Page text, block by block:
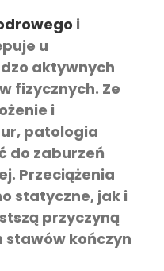
i
u
aktywnych
fizycznych. Ze
i
patologia
do zaburzeń
Przeciążenia
statyczne, jak i
przyczyną
stawów kończyn